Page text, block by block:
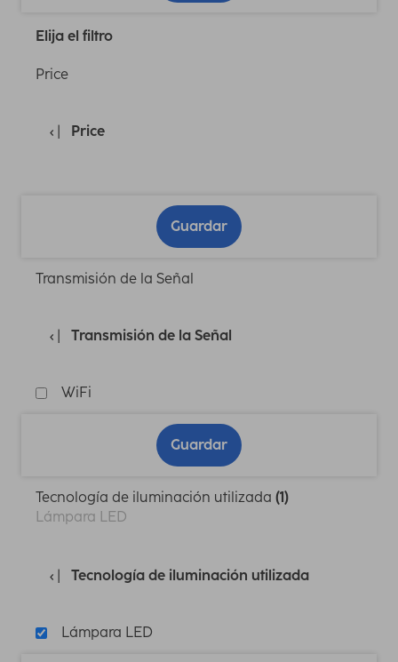
Elija el filtro
Price
Price
Guardar
Transmisión de la Señal
Transmisión de la Señal
WiFi
Guardar
Tecnología de iluminación utilizada (1)
Lámpara LED
Tecnología de iluminación utilizada
Lámpara LED